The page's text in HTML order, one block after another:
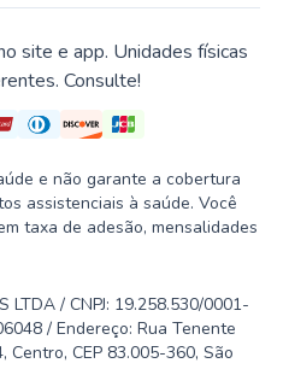
site e app. Unidades físicas
Consulte!
e não garante a cobertura
assistenciais à saúde. Você
taxa de adesão, mensalidades
LTDA / CNPJ: 19.258.530/0001-
/ Endereço: Rua Tenente
Centro, CEP 83.005-360, São